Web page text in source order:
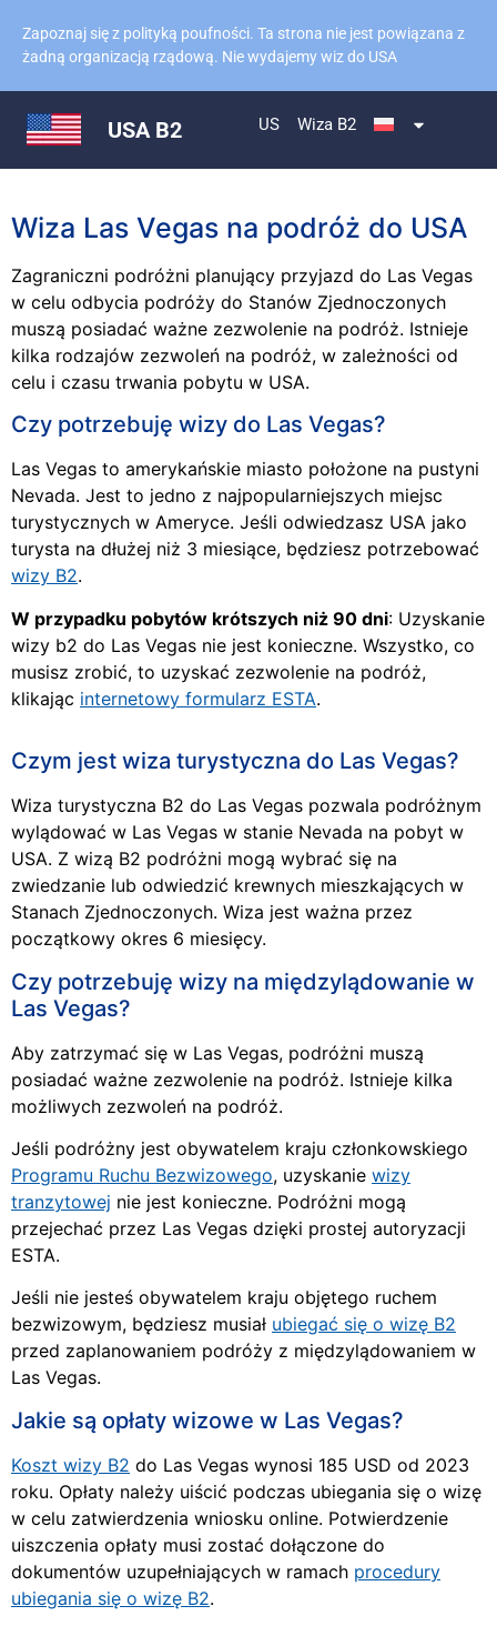
Zapoznaj się z polityką poufności. Ta strona nie jest powiązana z
żadną organizacją rządową. Nie wydajemy wiz do USA
USA B2 US Wiza B2
Wiza Las Vegas na podróż do USA
Zagraniczni podróżni planujący przyjazd do Las Vegas
w celu odbycia podróży do Stanów Zjednoczonych
muszą posiadać ważne zezwolenie na podróż. Istnieje
kilka rodzajów zezwoleń na podróż, w zależności od
celu i czasu trwania pobytu w USA.
Czy potrzebuję wizy do Las Vegas?
Las Vegas to amerykańskie miasto położone na pustyni
Nevada. Jest to jedno z najpopularniejszych miejsc
turystycznych w Ameryce. Jeśli odwiedzasz USA jako
turysta na dłużej niż 3 miesiące, będziesz potrzebować
wizy B2.
W przypadku pobytów krótszych niż 90 dni: Uzyskanie
wizy b2 do Las Vegas nie jest konieczne. Wszystko, co
musisz zrobić, to uzyskać zezwolenie na podróż,
klikając internetowy formularz ESTA.
Czym jest wiza turystyczna do Las Vegas?
Wiza turystyczna B2 do Las Vegas pozwala podróżnym
wylądować w Las Vegas w stanie Nevada na pobyt w
USA. Z wizą B2 podróżni mogą wybrać się na
zwiedzanie lub odwiedzić krewnych mieszkających w
Stanach Zjednoczonych. Wiza jest ważna przez
początkowy okres 6 miesięcy.
Czy potrzebuję wizy na międzylądowanie w
Las Vegas?
Aby zatrzymać się w Las Vegas, podróżni muszą
posiadać ważne zezwolenie na podróż. Istnieje kilka
możliwych zezwoleń na podróż.
Jeśli podróżny jest obywatelem kraju członkowskiego
Programu Ruchu Bezwizowego, uzyskanie wizy
tranzytowej nie jest konieczne. Podróżni mogą
przejechać przez Las Vegas dzięki prostej autoryzacji
ESTA.
Jeśli nie jesteś obywatelem kraju objętego ruchem
bezwizowym, będziesz musiał ubiegać się o wizę B2
przed zaplanowaniem podróży z międzylądowaniem w
Las Vegas.
Jakie są opłaty wizowe w Las Vegas?
Koszt wizy B2 do Las Vegas wynosi 185 USD od 2023
roku. Opłaty należy uiścić podczas ubiegania się o wizę
w celu zatwierdzenia wniosku online. Potwierdzenie
uiszczenia opłaty musi zostać dołączone do
dokumentów uzupełniających w ramach procedury
ubiegania się o wizę B2.